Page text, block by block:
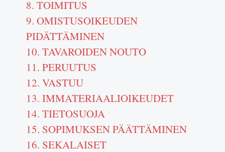
8. TOIMITUS
9. OMISTUSOIKEUDEN
PIDÄTTÄMINEN
10. TAVAROIDEN NOUTO
11. PERUUTUS
12. VASTUU
13. IMMATERIAALIOIKEUDET
14. TIETOSUOJA
15. SOPIMUKSEN PÄÄTTÄMINEN
16. SEKALAISET